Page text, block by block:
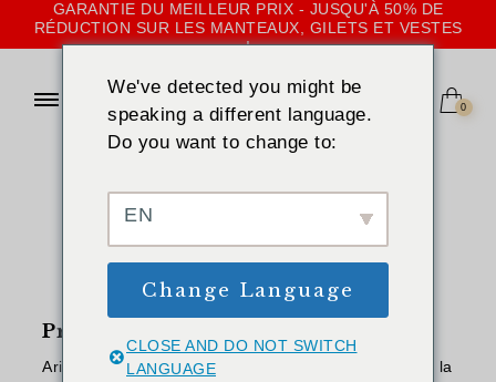
GARANTIE DU MEILLEUR PRIX - JUSQU'À 50% DE
RÉDUCTION SUR LES MANTEAUX, GILETS ET VESTES
!
0
Politique de
confidentialité
Protéger votre vie privée
Aria Moda, nous sommes 100% engagés à protéger la
We've detected you might be
speaking a different language.
Do you want to change to:
EN
Change Language
CLOSE AND DO NOT SWITCH
LANGUAGE